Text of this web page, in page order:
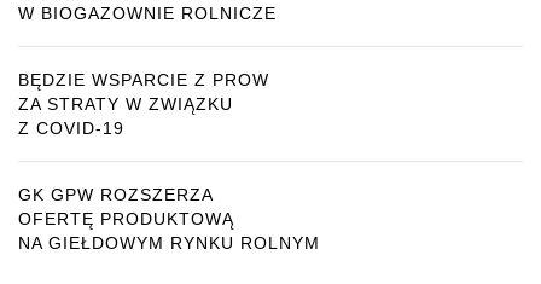
W BIOGAZOWNIE ROLNICZE
BĘDZIE WSPARCIE Z PROW
ZA STRATY W ZWIĄZKU
Z COVID-19
GK GPW ROZSZERZA
OFERTĘ PRODUKTOWĄ
NA GIEŁDOWYM RYNKU ROLNYM